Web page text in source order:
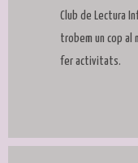
Club de Lectura
trobem un cop al
fer activitats.